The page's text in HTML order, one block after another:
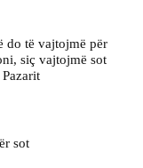
do të vajtojmë për
siç vajtojmë sot
sot